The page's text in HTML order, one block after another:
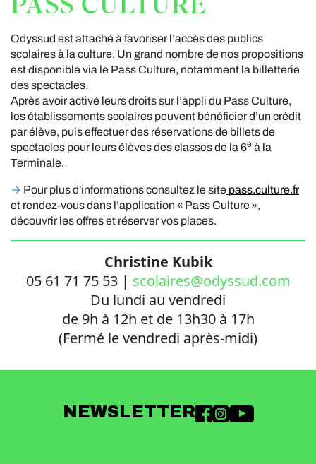
Odyssud est attaché à favoriser l’accès des publics
scolaires à la culture. Un grand nombre de nos propositions
est disponible via le Pass Culture, notamment la billetterie
des spectacles.
Après avoir activé leurs droits sur l’appli du Pass Culture,
les établissements scolaires peuvent bénéficier d’un crédit
par élève, puis effectuer des réservations de billets de
spectacles pour leurs élèves des classes de la 6e à la
Terminale.
→ Pour plus d'informations consultez le sitepass.culture.fr
et rendez-vous dans l’application « Pass Culture »,
découvrir les offres et réserver vos places.
Christine Kubik
05 61 71 75 53 | scolaires@odyssud.com
Du lundi au vendredi
de 9h à 12h et de 13h30 à 17h
(Fermé le vendredi après-midi)
NEWSLETTER